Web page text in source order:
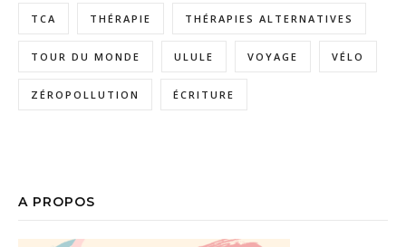
TCA THÉRAPIE THÉRAPIES ALTERNATIVES
TOUR DU MONDE ULULE VOYAGE VÉLO
ZÉROPOLLUTION ÉCRITURE
A PROPOS